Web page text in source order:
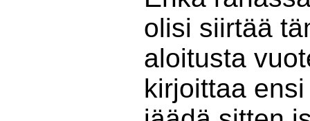
olisi siirtää
aloitusta
kirjoittaa